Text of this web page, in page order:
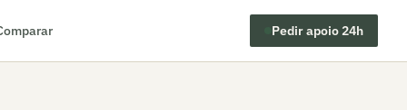
Pedir apoio 24h